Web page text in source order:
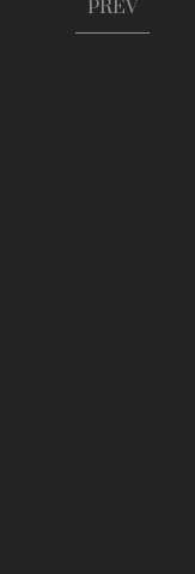
PREV